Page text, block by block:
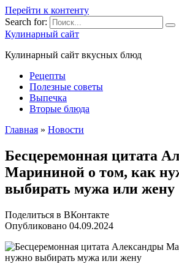
Перейти к контенту
Search for:
Кулинарный сайт
Кулинарный сайт вкусных блюд
Рецепты
Полезные советы
Выпечка
Вторые блюда
Главная » Новости
Бесцеремонная цитата
Марининой о том, как
выбирать мужа или жену
Поделиться в ВКонтакте
Опубликовано 04.09.2024